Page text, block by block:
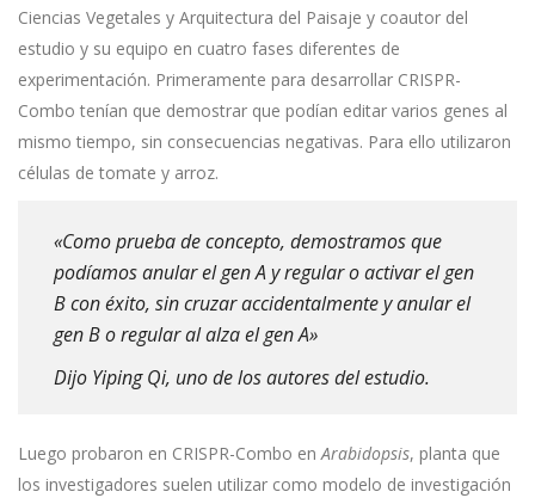
Ciencias Vegetales y Arquitectura del Paisaje y coautor del
estudio y su equipo en cuatro fases diferentes de
experimentación. Primeramente para desarrollar CRISPR-
Combo tenían que demostrar que podían editar varios genes al
mismo tiempo, sin consecuencias negativas. Para ello utilizaron
células de tomate y arroz.
«Como prueba de concepto, demostramos que
podíamos anular el gen A y regular o activar el gen
B con éxito, sin cruzar accidentalmente y anular el
gen B o regular al alza el gen A»
Dijo Yiping Qi, uno de los autores del estudio.
Luego probaron en CRISPR-Combo enArabidopsis, planta que
los investigadores suelen utilizar como modelo de investigación